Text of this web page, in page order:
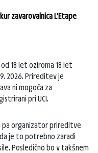
zavarovalnica L'Etape
18 let oziroma 18 let
2026. Prireditev je
ni mogoča za
pri UCI.
pa organizator prireditve
je to potrebno zaradi
Posledično bo v takšnem